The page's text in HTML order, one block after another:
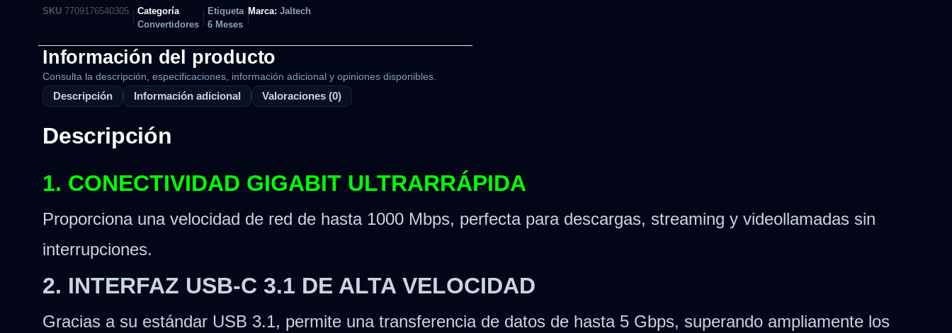
SKU 7709176540305
Categoría
Convertidores
Etiqueta
6 Meses
Marca: Jaltech
Información del producto
Consulta la descripción, especificaciones, información adicional y opiniones disponibles.
Descripción Información adicional Valoraciones (0)
Descripción
1. CONECTIVIDAD GIGABIT ULTRARRÁPIDA
Proporciona una velocidad de red de hasta 1000 Mbps, perfecta para descargas, streaming y videollamadas sin
interrupciones.
2. INTERFAZ USB-C 3.1 DE ALTA VELOCIDAD
Gracias a su estándar USB 3.1, permite una transferencia de datos de hasta 5 Gbps, superando ampliamente los